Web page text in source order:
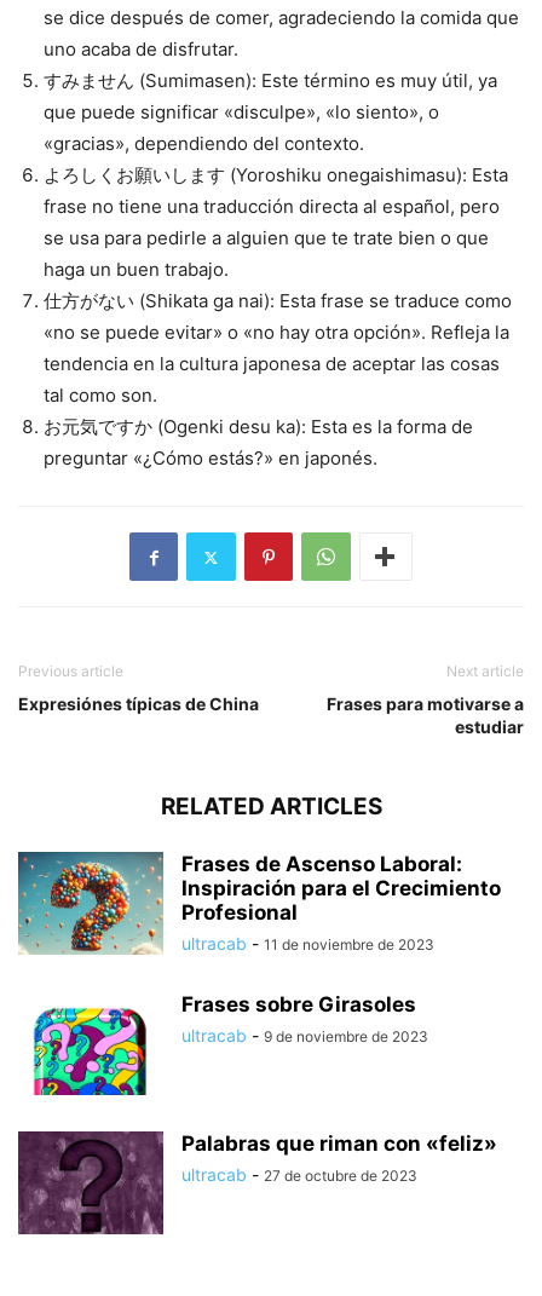
se dice después de comer, agradeciendo la comida que
uno acaba de disfrutar.
すみません (Sumimasen): Este término es muy útil, ya
que puede significar «disculpe», «lo siento», o
«gracias», dependiendo del contexto.
よろしくお願いします (Yoroshiku onegaishimasu): Esta
frase no tiene una traducción directa al español, pero
se usa para pedirle a alguien que te trate bien o que
haga un buen trabajo.
仕方がない (Shikata ga nai): Esta frase se traduce como
«no se puede evitar» o «no hay otra opción». Refleja la
tendencia en la cultura japonesa de aceptar las cosas
tal como son.
お元気ですか (Ogenki desu ka): Esta es la forma de
preguntar «¿Cómo estás?» en japonés.
Previous article
Expresiónes típicas de China
Next article
Frases para motivarse a
estudiar
RELATED ARTICLES
Frases de Ascenso Laboral:
Inspiración para el Crecimiento
Profesional
ultracab - 11 de noviembre de 2023
Frases sobre Girasoles
ultracab - 9 de noviembre de 2023
Palabras que riman con «feliz»
ultracab - 27 de octubre de 2023